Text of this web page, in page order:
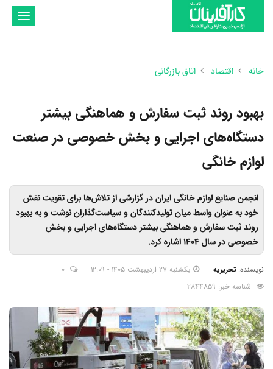
تغییر
خانه
اقتصاد اتاق بازرگانی
بهبود روند ثبت سفارش و هماهنگی بیشتر
دستگاه‌های اجرایی و بخش خصوصی در صنعت
لوازم خانگی
انجمن صنایع لوازم خانگی ایران در گزارشی از تلاش‌ها برای تقویت نقش
خود به عنوان واسط میان تولیدکنندگان و سیاست‌گذاران نوشت و به بهبود
روند ثبت سفارش و هماهنگی بیشتر دستگاه‌های اجرایی و بخش
خصوصی در سال 1404 اشاره کرد.
نویسنده: تحریریه یکشنبه 27 اردیبهشت 1405 - 12:09
0
شناسه خبر: 2844859